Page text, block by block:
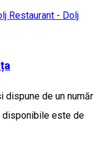
Restaurant - Dolj
dispune de un număr
disponibile este de